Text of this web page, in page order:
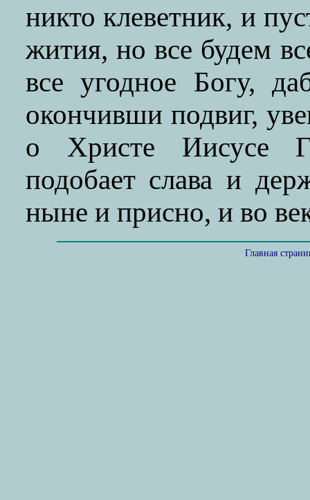
никто клеветник, и
жития, но все будем
все угодное Богу,
окончивши подвиг,
о Христе Иисусе
подобает слава и
ныне и присно, и во
Главная